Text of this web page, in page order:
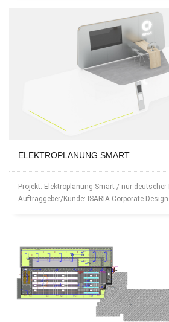
ELEKTROPLANUNG SMART
Projekt: Elektroplanung Smart / nur deutscher
Auftraggeber/Kunde: ISARIA Corporate